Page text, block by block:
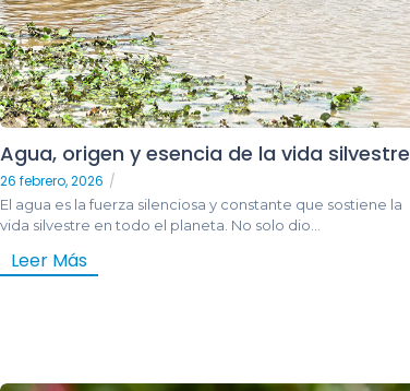
Agua, origen y esencia de la vida silvestre
26 febrero, 2026 /
El agua es la fuerza silenciosa y constante que sostiene la
vida silvestre en todo el planeta. No solo dio...
Leer Más